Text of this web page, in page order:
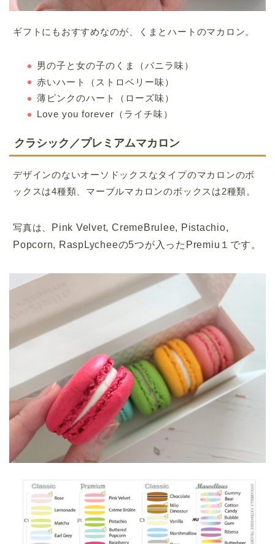
ギフトにもおすすめなのが、くまとハートのマカロン。
男の子と女の子のくま（バニラ味）
赤いハート（ストロベリー味）
薄ピンクのハート（ローズ味）
Love you forever（ライチ味）
クラシック／プレミアムマカロン
デザインのないオーソドックスなタイプのマカロンのボ
ックスは4種類、マーブルマカロンのボックスは2種類。
写真は、
Pink Velvet, CremeBrulee, Pistachio,
Popcorn, RaspLycheeの5つが入ったPremiu１です。